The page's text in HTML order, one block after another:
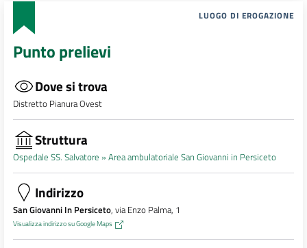
LUOGO DI EROGAZIONE
Punto prelievi
Dove si trova
Distretto Pianura Ovest
Struttura
Ospedale SS. Salvatore »Area ambulatoriale San Giovanni in Persiceto
Indirizzo
San Giovanni In Persiceto, via Enzo Palma, 1
Visualizza indirizzo su Google Maps